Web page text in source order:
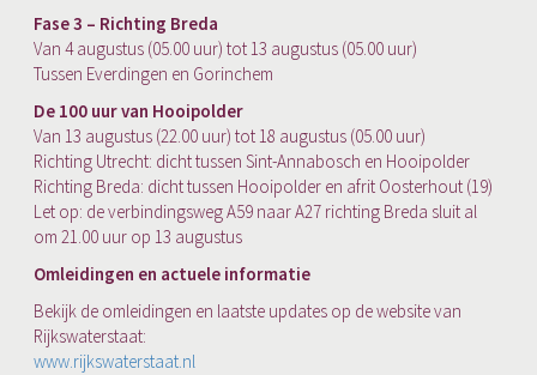
Fase 3 – Richting Breda
Van 4 augustus (05.00 uur) tot 13 augustus (05.00 uur)
Tussen Everdingen en Gorinchem
De 100 uur van Hooipolder
Van 13 augustus (22.00 uur) tot 18 augustus (05.00 uur)
Richting Utrecht: dicht tussen Sint-Annabosch en Hooipolder
Richting Breda: dicht tussen Hooipolder en afrit Oosterhout (19)
Let op: de verbindingsweg A59 naar A27 richting Breda sluit al
om 21.00 uur op 13 augustus
Omleidingen en actuele informatie
Bekijk de omleidingen en laatste updates op de website van
Rijkswaterstaat:
www.rijkswaterstaat.nl